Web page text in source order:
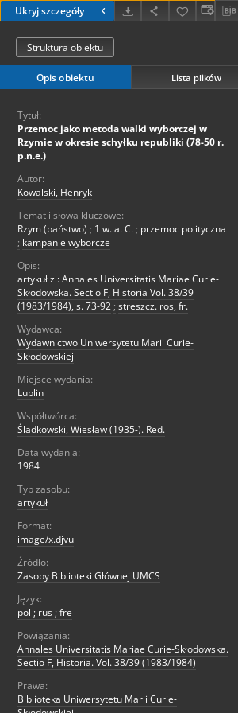
Ukryj szczegóły
Struktura obiektu
Opis obiektu Lista plików
Tytuł:
Przemoc jako metoda walki wyborczej w
Rzymie w okresie schyłku republiki (78-50 r.
p.n.e.)
Autor:
Kowalski, Henryk
Temat i słowa kluczowe:
Rzym (państwo) ; 1 w. a. C. ; przemoc polityczna
; kampanie wyborcze
Opis:
artykuł z : Annales Universitatis Mariae Curie-
Skłodowska. Sectio F, Historia Vol. 38/39
(1983/1984), s. 73-92 ; streszcz. ros, fr.
Wydawca:
Wydawnictwo Uniwersytetu Marii Curie-
Skłodowskiej
Miejsce wydania:
Lublin
Współtwórca:
Śladkowski, Wiesław (1935-). Red.
Data wydania:
1984
Typ zasobu:
artykuł
Format:
image/x.djvu
Źródło:
Zasoby Biblioteki Głównej UMCS
Język:
pol ; rus ; fre
Powiązania:
Annales Universitatis Mariae Curie-Skłodowska.
Sectio F, Historia. Vol. 38/39 (1983/1984)
Prawa:
Biblioteka Uniwersytetu Marii Curie-